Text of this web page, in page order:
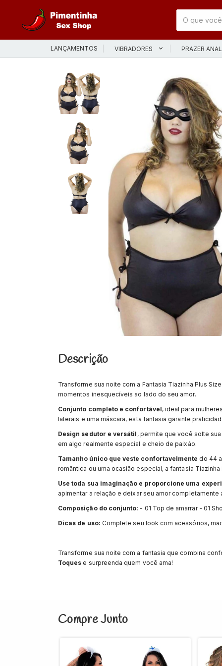
LANÇAMENTOS VIBRADORES PRAZER ANAL
Descrição
Transforme sua noite com a Fantasia Tiazinha Plus
momentos inesquecíveis ao lado do seu amor.
Conjunto completo e confortável, ideal para
laterais e uma máscara, esta fantasia garante
Design sedutor e versátil , permite que você solte
em algo realmente especial e cheio de paixão.
Tamanho único que veste confortavelmente do 44
romântica ou uma ocasião especial, a fantasia
Use toda sua imaginação e proporcione uma
apimentar a relação e deixar seu amor completamente
Composição do conjunto: - 01 Top de amarrar - 01
Dicas de uso: Complete seu look com acessórios,
Transforme sua noite com a fantasia que combina
Toques e surpreenda quem você ama!
Compre Junto